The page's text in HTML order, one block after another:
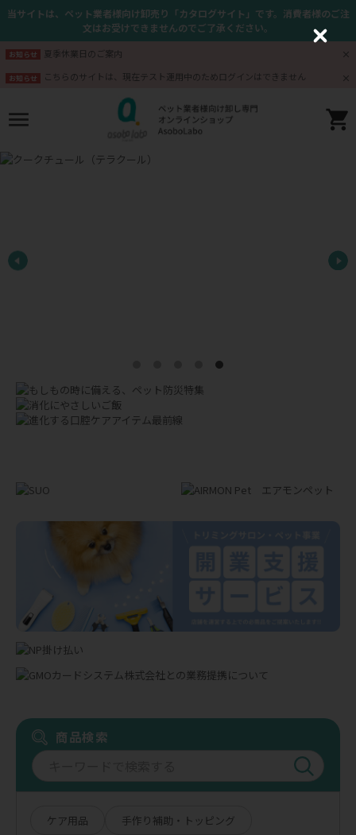
当サイトは、ペット業者様向け卸売り「カタログサイト」です。消費者様のご注
文はお受けできませんのでご了承ください。
お知らせ 夏季休業日のご案内
お知らせ こちらのサイトは、現在テスト運用中のためログインはできません
商品検索
ケア用品
手作り補助・トッピング
C